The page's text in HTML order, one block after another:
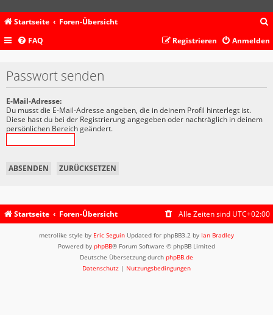
Startseite Foren-Übersicht
c
FAQ Anmelden
Registrieren
Passwort senden
E-Mail-Adresse:
Du musst die E-Mail-Adresse angeben, die in deinem Profil hinterlegt ist.
Diese hast du bei der Registrierung angegeben oder nachträglich in deinem
persönlichen Bereich geändert.
Startseite Foren-Übersicht Alle Zeiten sind UTC+02:00
metrolike style by Eric Seguin Updated for phpBB3.2 by Ian Bradley
Powered by phpBB® Forum Software © phpBB Limited
Deutsche Übersetzung durch phpBB.de
Datenschutz | Nutzungsbedingungen